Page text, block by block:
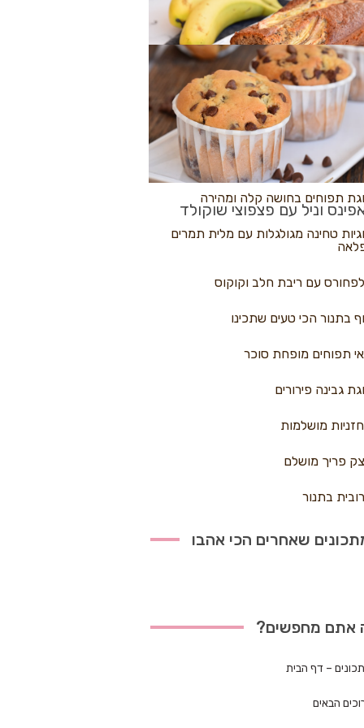
פיצה
בננות
וניל עם פצפוצי שוקולד
נקראים
תפוחים בחושה קלה ומהירה
טחינה מגולגלות עם מלית תמרים
עם ריבת חלב וקוקוס
בתנור הכי טעים שתכינו
תפוחים מופחת סוכר
גבינה פירורים
מושלמות
פריך מושלם
בתנור
שאחרים הכי אהבו
אתם מחפשים?
– דף הבית
הבאים